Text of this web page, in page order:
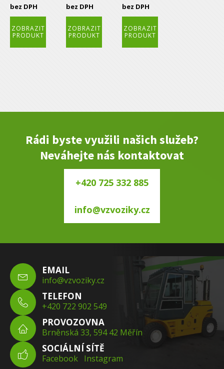
bez DPH
ZOBRAZIT
PRODUKT
bez DPH
ZOBRAZIT
PRODUKT
bez DPH
ZOBRAZIT
PRODUKT
Rádi byste využili našich služeb?
Neváhejte nás kontaktovat
+420 725 332 885
info@vzvoziky.cz
EMAIL
info@vzvoziky.cz
TELEFON
+420 722 902 549
PROVOZOVNA
Brněnská 33, 594 42 Měřín
SOCIÁLNÍ SÍTĚ
Facebook Instagram